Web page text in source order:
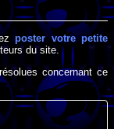
poster votre petite
du site.
concernant ce